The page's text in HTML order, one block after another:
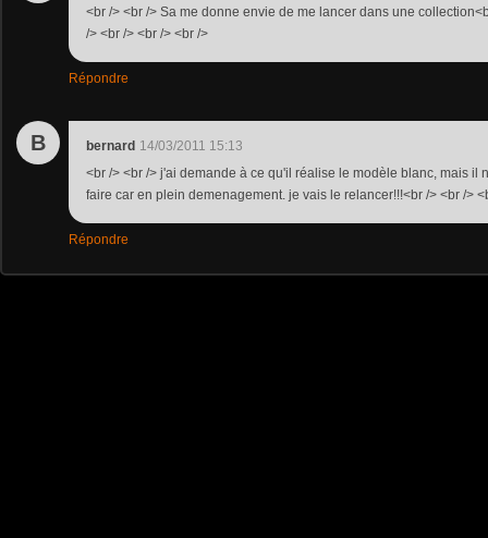
<br /> <br /> Sa me donne envie de me lancer dans une
/> <br /> <br /> <br />
Répondre
B bernard 14/03/2011 15:13
<br /> <br /> j'ai demande à ce qu'il réalise le modèle blanc, mais il
faire car en plein demenagement. je vais le relancer!!!<br /> <br />
Répondre